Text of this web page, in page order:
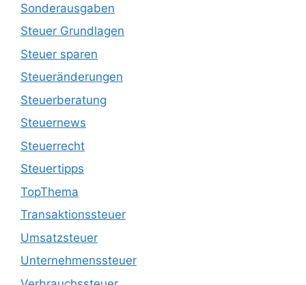
Sonderausgaben
Steuer Grundlagen
Steuer sparen
Steueränderungen
Steuerberatung
Steuernews
Steuerrecht
Steuertipps
TopThema
Transaktionssteuer
Umsatzsteuer
Unternehmenssteuer